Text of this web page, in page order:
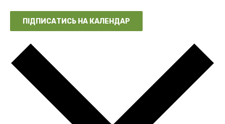
ПІДПИСАТИСЬ НА КАЛЕНДАР